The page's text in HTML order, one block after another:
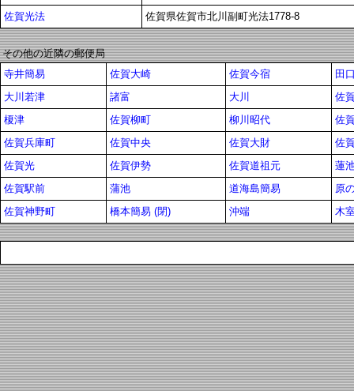
佐賀光法
佐賀県佐賀市北川副町光法1778-8
その他の近隣の郵便局
寺井簡易
佐賀大崎 佐賀今宿
田
大川若津
諸富 大川
佐
榎津
佐賀柳町 柳川昭代
佐
佐賀兵庫町
佐賀中央 佐賀大財
佐
佐賀光
佐賀伊勢 佐賀道祖元
蓮
佐賀駅前
蒲池 道海島簡易
原
佐賀神野町
橋本簡易 (閉) 沖端 木